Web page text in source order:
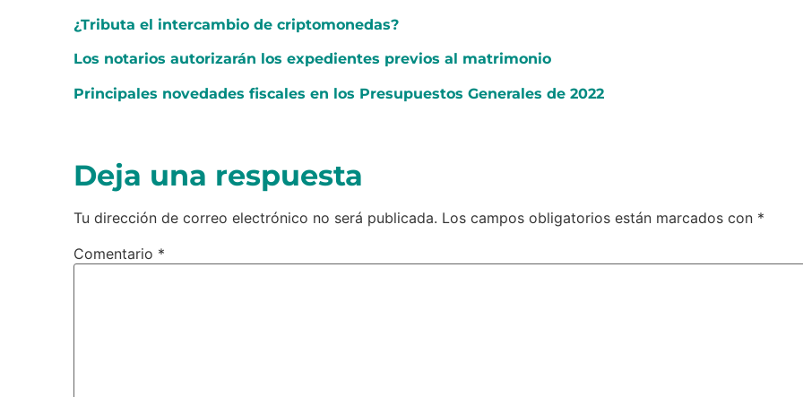
¿Tributa el intercambio de criptomonedas?
Los notarios autorizarán los expedientes previos al matrimonio
Principales novedades fiscales en los Presupuestos Generales de 2022
Deja una respuesta
Tu dirección de correo electrónico no será publicada. Los campos obligatorios están marcados con *
Comentario *